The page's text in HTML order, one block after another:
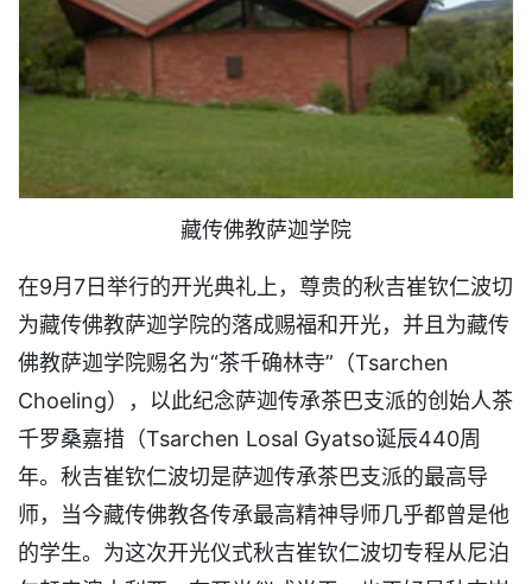
藏传佛教萨迦学院
在9月7日举行的开光典礼上，尊贵的秋吉崔钦仁波切
为藏传佛教萨迦学院的落成赐福和开光，并且为藏传
佛教萨迦学院赐名为“茶千确林寺”（Tsarchen
Choeling），以此纪念萨迦传承茶巴支派的创始人茶
千罗桑嘉措（Tsarchen Losal Gyatso诞辰440周
年。秋吉崔钦仁波切是萨迦传承茶巴支派的最高导
师，当今藏传佛教各传承最高精神导师几乎都曾是他
的学生。为这次开光仪式秋吉崔钦仁波切专程从尼泊